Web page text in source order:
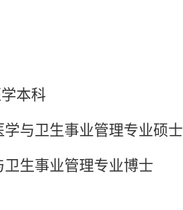
本科
学与卫生事业管理专业硕士
卫生事业管理专业博士